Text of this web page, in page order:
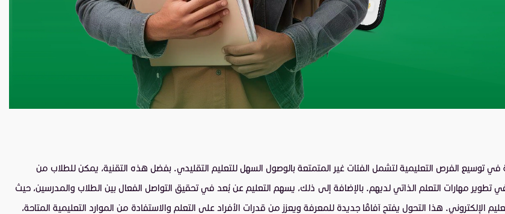
في توسيع الفرص التعليمية لتشمل الفئات غير المتمتعة بالوصول السهل للتعليم التقليدي. بفضل هذه التقنية، يمكن للطلاب من
مهارات التعلم الذاتي لديهم. بالإضافة إلى ذلك، يسهم التعليم عن بُعد في تحقيق التواصل الفعال بين الطلاب والمدرسين، حيث
هذا التحول يفتح آفاقًا جديدة للمعرفة ويعزز من قدرات الأفراد على التعلم والاستفادة من الموارد التعليمية المتاحة،